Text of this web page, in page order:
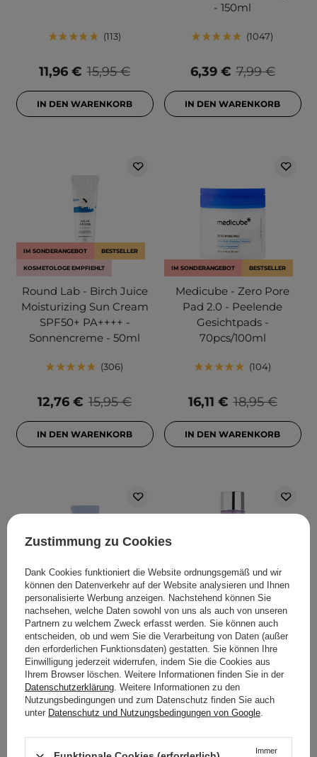
113
15,95 €
11,96 €
IN DEN WARENKORB
- 150ml
1047
7,99 €
6,39 €
IN DEN WARENKORB
IM SONDERANGEBOT BESTSELLER
KOSMETOLOGE EMPFIEHLT
Round Lab - Birch Juice
Moisturizing Sun Cream
SPF50+ PA++++ -
Sonnencreme - 50ml
306
15,95 €
12,76 €
IN DEN WARENKORB
IM SONDERANGEBOT BESTSELLER
Medicube - Zero Pore
Pad 2.0 - Peelende
Gesichtpads -
70pcs/100ml
104
18,95 €
16,11 €
IN DEN WARENKORB
IM SONDERANGEBOT BESTSELLER
COSRX - Ultra - Light
Invisible Sunscreen
SPF50+/PA++++ -
Leichter,
feuchtigkeitsspendender
Sonnenschutz - 50ml
IM SONDERANGEBOT BESTSELLER
Numbuzin - No.9 NAD
PDRN Glow Boosting
Toner - Aufhellendes
Gesichtswasser mit
Coenzym NAD+ und
PDRN - 150ml
Zustimmung zu Cookies
Dank Cookies funktioniert die Website ordnungsgemäß und wir
können den Datenverkehr auf der Website analysieren und Ihnen
personalisierte Werbung anzeigen. Nachstehend können Sie
nachsehen, welche Daten sowohl von uns als auch von unseren
Partnern zu welchem Zweck erfasst werden. Sie können auch
entscheiden, ob und wem Sie die Verarbeitung von Daten (außer
den erforderlichen Funktionsdaten) gestatten. Sie können Ihre
Einwilligung jederzeit widerrufen, indem Sie die Cookies aus
Ihrem Browser löschen. Weitere Informationen finden Sie in der
Datenschutzerklärung . Weitere Informationen zu den
Nutzungsbedingungen und zum Datenschutz finden Sie auch
unter Datenschutz und Nutzungsbedingungen von Google
Immer